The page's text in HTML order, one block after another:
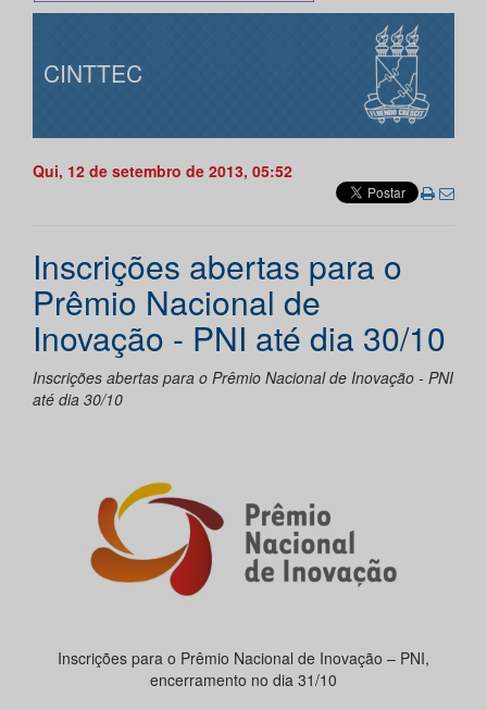
CINTTEC
Qui, 12 de setembro de 2013, 05:52
Inscrições abertas para o
Prêmio Nacional de
Inovação - PNI até dia 30/10
Inscrições abertas para o Prêmio Nacional de Inovação - PNI
até dia 30/10
Inscrições para o Prêmio Nacional de Inovação – PNI,
encerramento no dia 31/10